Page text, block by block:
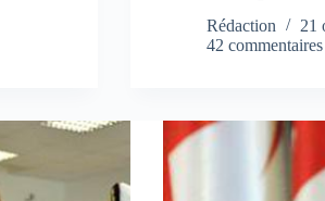
Rédaction
21
42 commentaires